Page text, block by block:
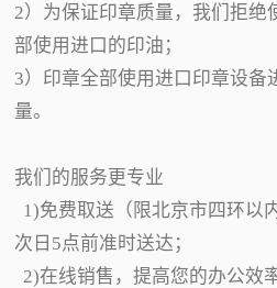
2）为保证印章质量，我们拒绝
部使用进口的印油；
3）印章全部使用进口印章设备
量。
我们的服务更专业
1)免费取送（限北京市四环以
次日5点前准时送达；
2)在线销售，提高您的办公效